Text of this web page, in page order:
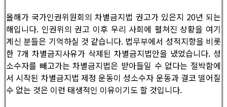
올해가 국가인권위원회의 차별금지법 권고가 있은지 20년 되는
해입니다. 인권위의 권고 이후 우리 사회에 펼쳐진 상황을 여기
계신 분들은 기억하실 것 같습니다. 법무부에서 성적지향을 비롯
한 7개 차별금지사유가 삭제된 차별금지법안을 냈었습니다. 성
소수자를 빼고가는 차별금지법은 받아들일 수 없다는 절박함에
서 시작된 차별금지법 제정 운동이 성소수자 운동과 결코 떨어질
수 없는 것은 이런 태생적인 이유이기도 할 것입니다.